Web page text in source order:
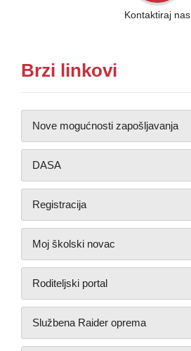
Kontaktiraj nas
Brzi linkovi
Nove mogućnosti zapošljavanja
DASA
Registracija
Moj školski novac
Roditeljski portal
Službena Raider oprema